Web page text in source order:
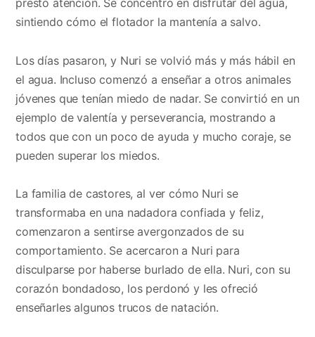
prestó atención. Se concentró en disfrutar del agua,
sintiendo cómo el flotador la mantenía a salvo.
Los días pasaron, y Nuri se volvió más y más hábil en
el agua. Incluso comenzó a enseñar a otros animales
jóvenes que tenían miedo de nadar. Se convirtió en un
ejemplo de valentía y perseverancia, mostrando a
todos que con un poco de ayuda y mucho coraje, se
pueden superar los miedos.
La familia de castores, al ver cómo Nuri se
transformaba en una nadadora confiada y feliz,
comenzaron a sentirse avergonzados de su
comportamiento. Se acercaron a Nuri para
disculparse por haberse burlado de ella. Nuri, con su
corazón bondadoso, los perdonó y les ofreció
enseñarles algunos trucos de natación.